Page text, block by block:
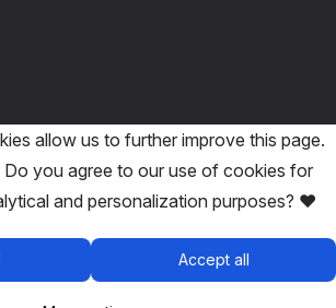
❤️
allow us to further improve this page.
you agree to our use of cookies for
and personalization purposes? ❤️
Accept all